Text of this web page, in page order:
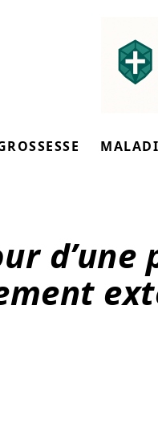
d’une